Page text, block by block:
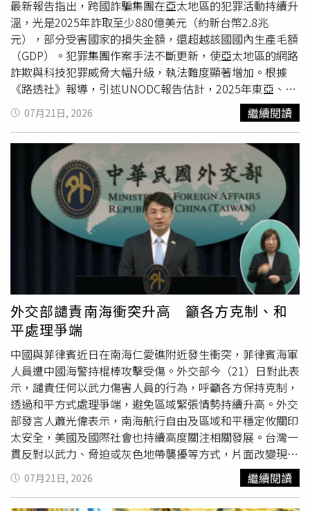
工，現在又被關，無力支付400萬元。張芳馨為撤銷無期徒
刑，向法院主張應傳喚她小孩。（圖／AI示意圖）辯護律師
為求二審輕判，上訴主張葉秀鳳已死，張芳馨沒有再犯的可
能性；律師還搬出張芳馨的子女，如果繼續判媽媽無期徒
刑，無法早日回歸家庭及社會，即使有機會假釋，也會因為
是無期徒刑，小孩無從預測媽媽何時回家，應改判有期徒
刑。張芳馨律師團在訴訟策略中引用
兒童權利公約。
（圖／報系資料照）高院仍判張芳馨無期徒刑，律師團上訴
最高法院時，訴訟主張再度提及張芳馨的孩子，既然二審認
同張芳馨是未成年子女的主要照顧者，依據
兒童權利
公約，應考量未成年子女最佳利益，高院法官卻沒給張芳馨
小孩表達意見的機會，沒顧到她和子女的生活狀況，也沒提
及孩童權利的保護，因此二審判決違背兒童權利公約。最高
院合議庭認為，除非兒童是性侵、受虐等刑事案件被害者，
或者跟兒童監護教養有關的案件，才需要維護他們發表意見
的權利，如果是兒童的父母犯罪，不找孩子出庭陳述並不違
法，再審酌水泥封屍案的手法兇殘，最終在2019年駁回張
芳馨的上訴，判無期徒刑定讞。
最新報告指出，跨國詐騙集團在亞太地區的犯罪活動持續升
溫，光是2025年詐取至少880億美元（約新台幣2.8兆
元），部分受害國家的損失金額，還超越該國國內生產毛額
（GDP）。犯罪集團作案手法不斷更新，使亞太地區的網路
詐欺與科技犯罪威脅大幅升級，執法難度顯著增加。根據
《路透社》報導，引述UNODC報告估計，2025年東亞、東
南亞、澳洲及紐西蘭等地的詐騙損失總額高達883億至1141
億美元（約新台幣2.8兆元至3.7兆元）之間，此金額甚至超
越區域內多個國家的國內生產毛額（GDP）。UNODC東南
亞暨太平洋區域代表珊特（DelphineSchantz）指出，這些
犯罪集團的運作模式已走向「企業加盟化」，形成包含洗
錢、人口販運、走私與個人資料蒐集的專業分工網絡，各環
節彼此串聯並共享非法服務，對國際秩序構成嚴重威脅。此
外，犯罪集團的招募對象與據點正向全球擴張，目前東南亞
詐騙園區充斥著來自至少80個國家與地區的受害者，許多人
被迫在惡劣環境下進行非法網路詐騙。為拓展新市場，犯罪
集團已將觸角延伸至歐美與中東等地，大量招募具備德語、
法語、英語等多國語言能力的人員；即便區域各國加強打擊
詐騙，犯罪集團仍頻繁進行「法律套利」，轉移至東帝汶、
太平洋島國或非洲部分地區等管轄鬆散的區域繼續作案。技
術層面上，詐騙集團正從生成式AI轉向具備自主決策能力的
「代理型AI」（Agentic AI），用以精準辨識潛在受害者、
執行社交工程攻擊以及進行加密貨幣洗錢。UNODC指出，
官僚貪腐是推動此類科技犯罪擴張的核心助力，而詐騙產業
的爆發性成長，更帶動了地下銀行、黑市數據交易等龐大的
周邊犯罪生態系，形成難以根除的非法經濟鏈。針對當前嚴
峻形勢，UNODC資深分析師沈仁植（Inshik Sim，音譯）示
警，跨國犯罪組織的規模與複雜程度已遠超現行執法體系的
應對能力，現有防制機制難以有效遏止此類高科技犯罪。
07月21日, 2026 繼續閱讀
外交部譴責南海衝突升高 籲各方克制、和
平處理爭端
中國與菲律賓近日在南海仁愛礁附近發生衝突，菲律賓海軍
人員遭中國海警持棍棒攻擊受傷。外交部今（21）日對此表
示，譴責任何以武力傷害人員的行為，呼籲各方保持克制，
透過和平方式處理爭端，避免區域緊張情勢持續升高。外交
部發言人蕭光偉表示，南海航行自由及區域和平穩定攸關印
太安全，美國及國際社會也持續高度關注相關發展。台灣一
貫反對以武力、脅迫或灰色地帶襲擾等方式，片面改變現
狀，也不樂見南海局勢持續惡化，甚至演變為軍事衝突。蕭
光偉指出，各方應共同維護區域和平與穩定，並遵循國際法
07月21日, 2026 繼續閱讀